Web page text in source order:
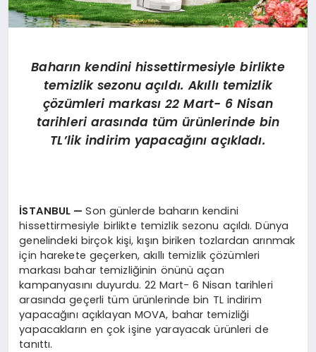
Baharın kendini hissettirmesiyle birlikte
temizlik sezonu açıldı. Akıllı temizlik
çözümleri markası 22 Mart- 6 Nisan
tarihleri arasında tüm ürünlerinde bin
TL’lik indirim yapacağını açıkladı.
İSTANBUL —Son günlerde baharın kendini
hissettirmesiyle birlikte temizlik sezonu açıldı. Dünya
genelindeki birçok kişi, kışın biriken tozlardan arınmak
için harekete geçerken, akıllı temizlik çözümleri
markası bahar temizliğinin önünü açan
kampanyasını duyurdu. 22 Mart- 6 Nisan tarihleri
arasında geçerli tüm ürünlerinde bin TL indirim
yapacağını açıklayan MOVA, bahar temizliği
yapacakların en çok işine yarayacak ürünleri de
tanıttı.